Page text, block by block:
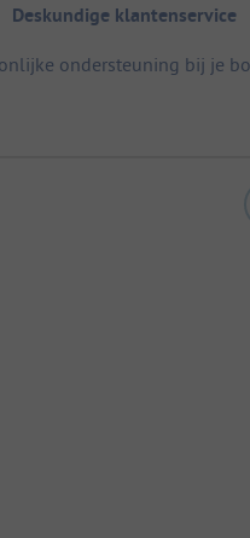
Deskundige klantenservice
ondersteuning bij je